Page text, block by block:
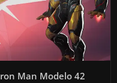
Man Modelo 42